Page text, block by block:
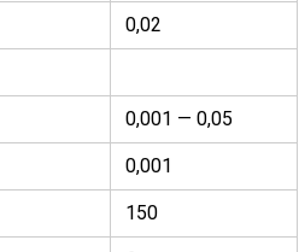
0,02
0,001 — 0,05
0,001
150